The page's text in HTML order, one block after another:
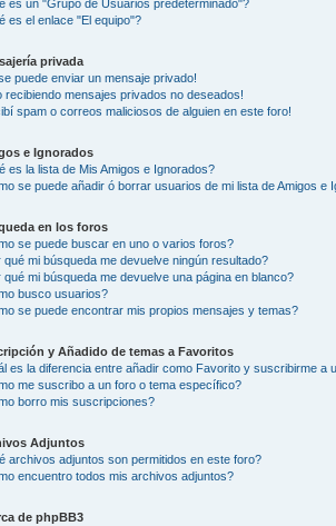
es un "Grupo de Usuarios predeterminado"?
es el enlace "El equipo"?
privada
puede enviar un mensaje privado!
recibiendo mensajes privados no deseados!
spam o correos maliciosos de alguien en este foro!
e Ignorados
es la lista de Mis Amigos e Ignorados?
se puede añadir ó borrar usuarios de mi lista de Amigos e
en los foros
se puede buscar en uno o varios foros?
qué mi búsqueda me devuelve ningún resultado?
qué mi búsqueda me devuelve una página en blanco?
busco usuarios?
se puede encontrar mis propios mensajes y temas?
y Añadido de temas a Favoritos
es la diferencia entre añadir como Favorito y suscribirme a
me suscribo a un foro o tema específico?
borro mis suscripciones?
Adjuntos
archivos adjuntos son permitidos en este foro?
encuentro todos mis archivos adjuntos?
de phpBB3